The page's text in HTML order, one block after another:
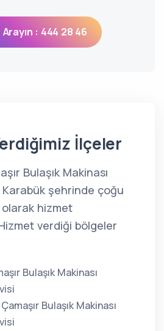
Arayın : 444 28 46
İlçeler
Bulaşık Makinası
Karabük şehrinde çoğu
hizmet
verdiği bölgeler
Bulaşık Makinası
Bulaşık Makinası